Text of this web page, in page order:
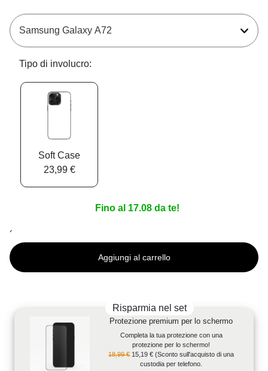
Tipo di involucro:
Soft Case
23,99 €
Fino al 17.08 da te!
´
Aggiungi al carrello
Risparmia nel set
Protezione premium per lo schermo
Completa la tua protezione con una
protezione per lo schermo!
18,99 € 15,19 € (Sconto sull'acquisto di una
custodia per telefono.